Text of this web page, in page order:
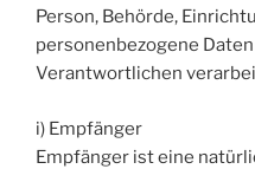
Person, Behörde,
personenbezogene
Verantwortlichen
i) Empfänger
Empfänger ist eine